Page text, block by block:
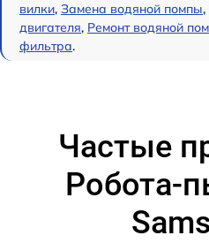
вилки, Замена водяной помпы,
двигателя, Ремонт водяной
фильтра.
Частые
Робота-